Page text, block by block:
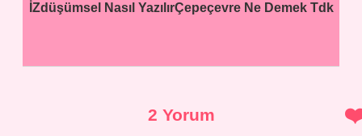
İZdüşümsel Nasıl YazılırÇepeçevre Ne Demek Tdk
2 Yorum